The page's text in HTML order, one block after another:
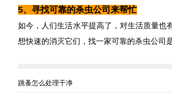
5、寻找可靠的杀虫公司来帮忙
如今，人们生活水平提高了，对生活质量也
想快速的消灭它们，找一家可靠的杀虫公司
跳蚤怎么处理干净